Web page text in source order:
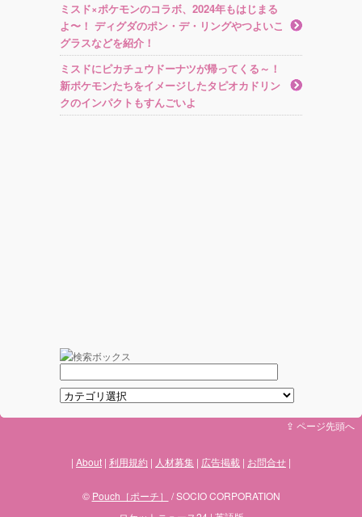
ミスド×ポケモンのコラボ、2024年もはじまる
よ〜！ ディグダのポン・デ・リングやつよいこ
グラスなどを紹介！
ミスドにピカチュウドーナツが帰ってくる～！
新ポケモンたちをイメージしたタピオカドリン
クのインパクトもすんごいよ
⇪ ページ先頭へ
About 利用規約 人材募集 広告掲載 お問合せ
© Pouch［ポーチ］
/ SOCIO CORPORATION